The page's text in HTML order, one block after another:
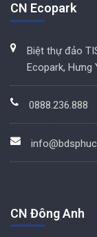
CN Ecopark
Biệt thự đảo
Ecopark, Hưng
0888.236.888
CN Đông Anh